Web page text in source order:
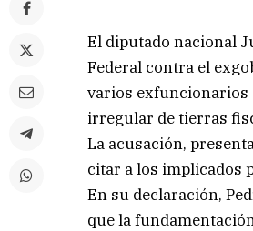
El diputado nacional
Federal contra el
varios exfuncionarios
irregular de tierras
La acusación,
citar a los implicados
En su declaración,
que la